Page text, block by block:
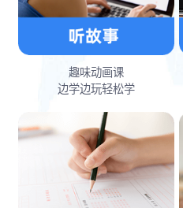
趣味动画课
边学边玩轻松学